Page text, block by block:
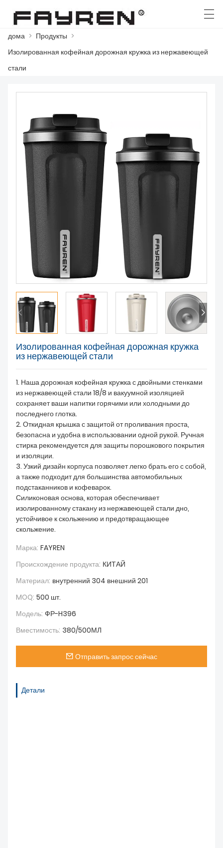
ПРОДУКТЫ
НОВОСТИ
СЛУЧАЙ
ЗАВОД
СВЯЖИТЕСЬ С НАМИ
О НАС
العربية
дома > Продукты >
Изолированная кофейная дорожная кружка из нержавеющей
стали
Изолированная кофейная дорожная кружка
из нержавеющей стали
1. Наша дорожная кофейная кружка с двойными стенками
из нержавеющей стали 18/8 и вакуумной изоляцией
сохраняет ваши напитки горячими или холодными до
последнего глотка.
2. Откидная крышка с защитой от проливания проста,
безопасна и удобна в использовании одной рукой. Ручная
стирка рекомендуется для защиты порошкового покрытия
и изоляции.
3. Узкий дизайн корпуса позволяет легко брать его с собой,
а также подходит для большинства автомобильных
подстаканников и кофеварок.
Силиконовая основа, которая обеспечивает
изолированному стакану из нержавеющей стали дно,
устойчивое к скольжению и предотвращающее
скольжение.
Марка: FAYREN
Происхождение продукта: КИТАЙ
Материал: внутренний 304 внешний 201
MOQ: 500 шт.
Модель: ФР-H396
Вместимость: 380/500МЛ
Отправить запрос сейчас
Детали